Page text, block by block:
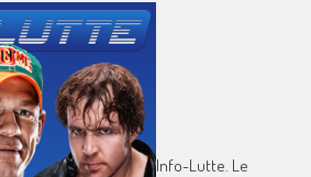
Info-Lutte. Le